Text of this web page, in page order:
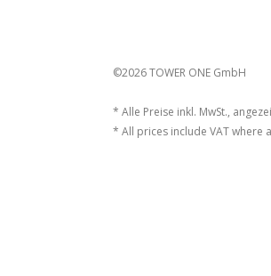
©2026 TOWER ONE GmbH
* Alle Preise inkl. MwSt.,
* All prices include VAT where